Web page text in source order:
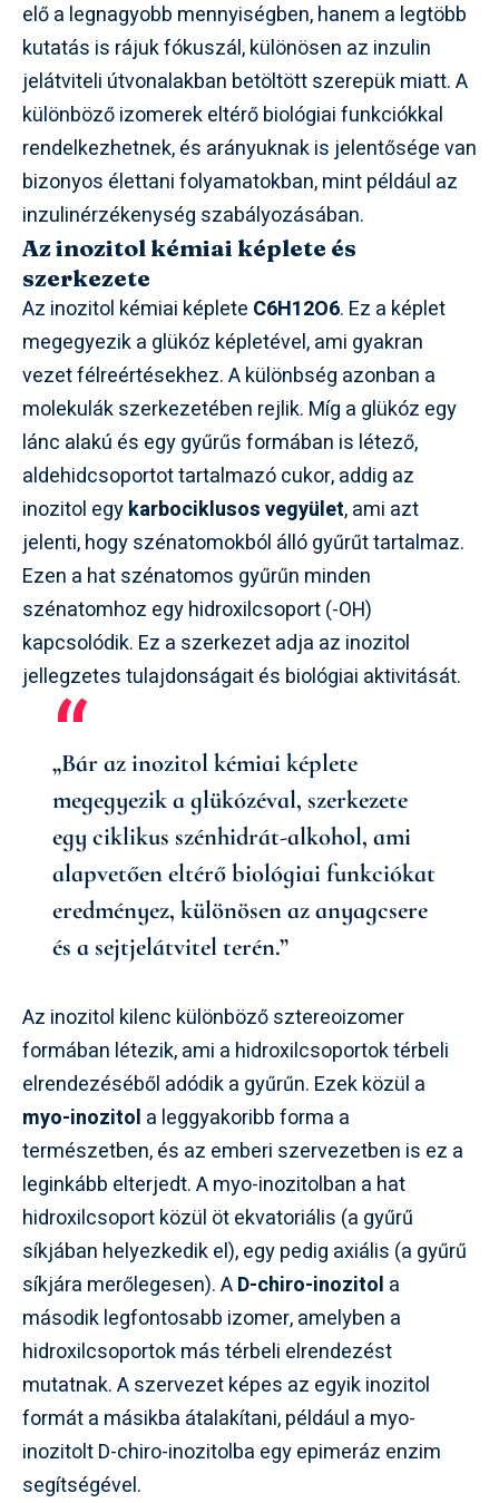
elő a legnagyobb mennyiségben, hanem a legtöbb
kutatás is rájuk fókuszál, különösen az inzulin
jelátviteli útvonalakban betöltött szerepük miatt. A
különböző izomerek eltérő biológiai funkciókkal
rendelkezhetnek, és arányuknak is jelentősége van
bizonyos élettani folyamatokban, mint például az
inzulinérzékenység szabályozásában.
Az inozitol kémiai képlete és
szerkezete
Az inozitol kémiai képlete C6H12O6. Ez a képlet
megegyezik a glükóz képletével, ami gyakran
vezet félreértésekhez. A különbség azonban a
molekulák szerkezetében rejlik. Míg a glükóz egy
lánc alakú és egy gyűrűs formában is létező,
aldehidcsoportot tartalmazó cukor, addig az
inozitol egykarbociklusos vegyület, ami azt
jelenti, hogy szénatomokból álló gyűrűt tartalmaz.
Ezen a hat szénatomos gyűrűn minden
szénatomhoz egy hidroxilcsoport (-OH)
kapcsolódik. Ez a szerkezet adja az inozitol
jellegzetes tulajdonságait és biológiai aktivitását.
„Bár az inozitol kémiai képlete
megegyezik a glükózéval, szerkezete
egy ciklikus szénhidrát-alkohol, ami
alapvetően eltérő biológiai funkciókat
eredményez, különösen az anyagcsere
és a sejtjelátvitel terén.”
Az inozitol kilenc különböző sztereoizomer
formában létezik, ami a hidroxilcsoportok térbeli
elrendezéséből adódik a gyűrűn. Ezek közül a
myo-inozitol a leggyakoribb forma a
természetben, és az emberi szervezetben is ez a
leginkább elterjedt. A myo-inozitolban a hat
hidroxilcsoport közül öt ekvatoriális (a gyűrű
síkjában helyezkedik el), egy pedig axiális (a gyűrű
síkjára merőlegesen). AD-chiro-inozitol a
második legfontosabb izomer, amelyben a
hidroxilcsoportok más térbeli elrendezést
mutatnak. A szervezet képes az egyik inozitol
formát a másikba átalakítani, például a myo-
inozitolt D-chiro-inozitolba egy epimeráz enzim
segítségével.